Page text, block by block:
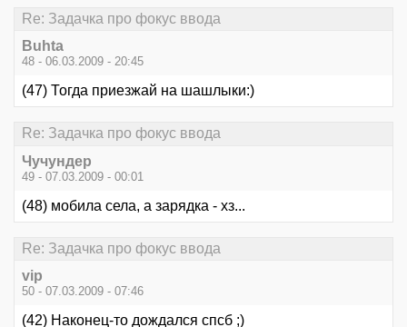
Re: Задачка про фокус ввода
Buhta
48 - 06.03.2009 - 20:45
(47) Тогда приезжай на шашлыки:)
Re: Задачка про фокус ввода
Чучундер
49 - 07.03.2009 - 00:01
(48) мобила села, а зарядка - хз...
Re: Задачка про фокус ввода
vip
50 - 07.03.2009 - 07:46
(42) Наконец-то дождался спсб ;)